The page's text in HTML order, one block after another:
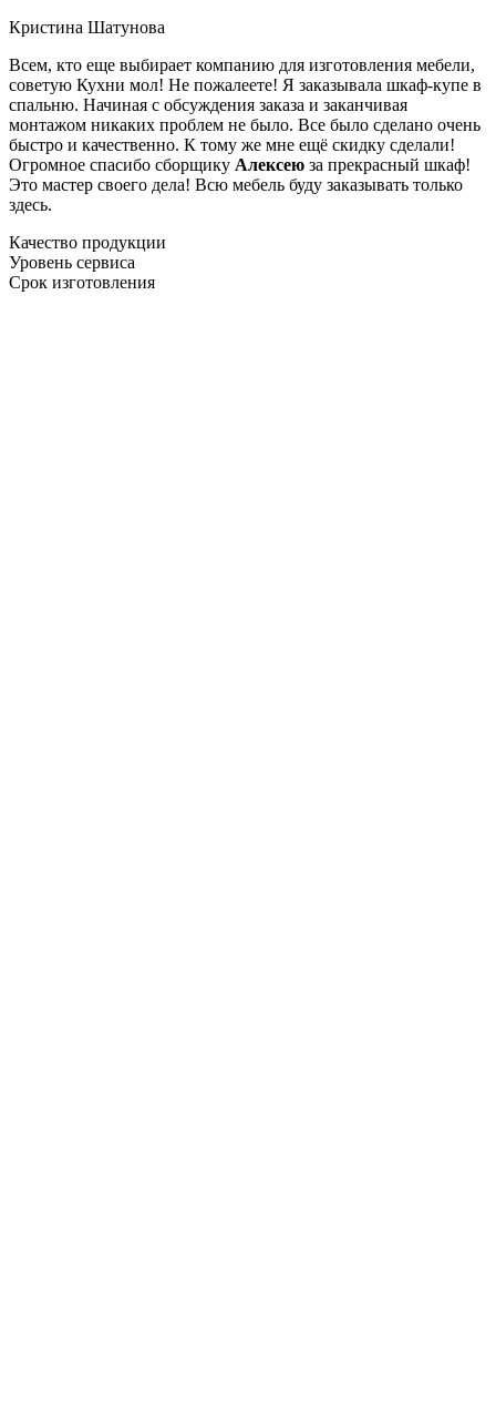
Кристина Шатунова
Всем, кто еще выбирает компанию для изготовления мебели,
советую Кухни мол! Не пожалеете! Я заказывала шкаф-купе в
спальню. Начиная с обсуждения заказа и заканчивая
монтажом никаких проблем не было. Все было сделано очень
быстро и качественно. К тому же мне ещё скидку сделали!
Огромное спасибо сборщику Алексею за прекрасный шкаф!
Это мастер своего дела! Всю мебель буду заказывать только
здесь.
Качество продукции
Уровень сервиса
Срок изготовления